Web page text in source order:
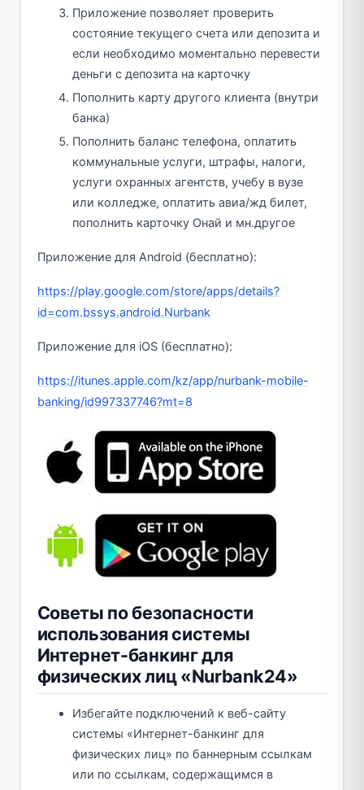
Приложение позволяет проверить
состояние текущего счета или депозита и
если необходимо моментально перевести
деньги с депозита на карточку
Пополнить карту другого клиента (внутри
банка)
Пополнить баланс телефона, оплатить
коммунальные услуги, штрафы, налоги,
услуги охранных агентств, учебу в вузе
или колледже, оплатить авиа/жд билет,
пополнить карточку Онай и мн.другое
Приложение для Android (бесплатно):
https://play.google.com/store/apps/details?
id=com.bssys.android.Nurbank
Приложение для iOS (бесплатно):
https://itunes.apple.com/kz/app/nurbank-mobile-
banking/id997337746?mt=8
Советы по безопасности
использования системы
Интернет-банкинг для
физических лиц «Nurbank24»
Избегайте подключений к веб-сайту
системы «Интернет-банкинг для
физических лиц» по баннерным ссылкам
или по ссылкам, содержащимся в